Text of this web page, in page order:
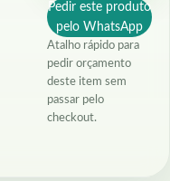
Pedir este produto
pelo WhatsApp
Atalho rápido para
pedir orçamento
deste item sem
passar pelo
checkout.